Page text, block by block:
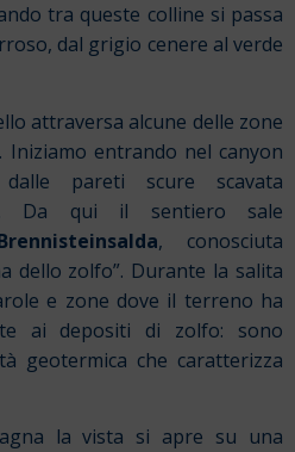
tra queste colline si passa
dal grigio cenere al verde
attraversa alcune delle zone
Iniziamo entrando nel canyon
pareti scure scavata
Da qui il sentiero sale
, conosciuta
dello zolfo”. Durante la salita
e zone dove il terreno ha
ai depositi di zolfo: sono
geotermica che caratterizza
la vista si apre su una